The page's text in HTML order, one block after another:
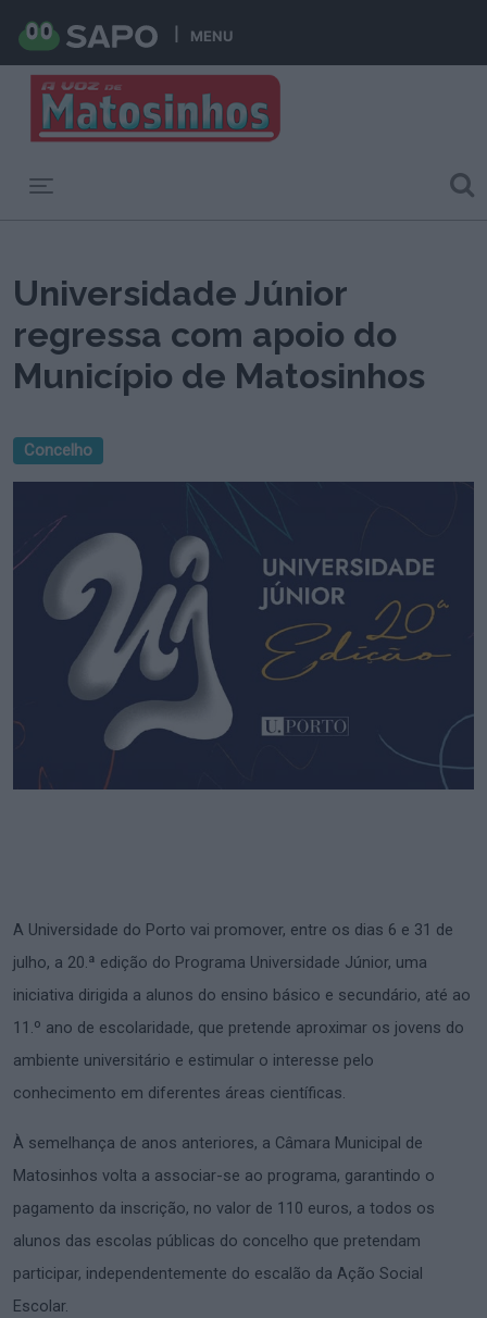
MENU
Universidade Júnior
regressa com apoio do
Município de Matosinhos
Concelho
A Universidade do Porto vai promover, entre os dias 6 e 31 de
julho, a 20.ª edição do Programa Universidade Júnior, uma
iniciativa dirigida a alunos do ensino básico e secundário, até ao
11.º ano de escolaridade, que pretende aproximar os jovens do
ambiente universitário e estimular o interesse pelo
conhecimento em diferentes áreas científicas.
À semelhança de anos anteriores, a Câmara Municipal de
Matosinhos volta a associar-se ao programa, garantindo o
pagamento da inscrição, no valor de 110 euros, a todos os
alunos das escolas públicas do concelho que pretendam
participar, independentemente do escalão da Ação Social
Escolar.